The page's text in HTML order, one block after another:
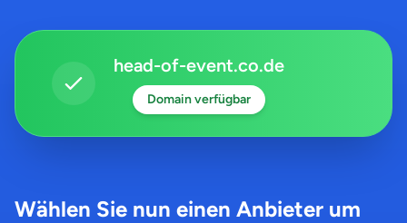
head-of-event.co.de
Domain verfügbar
Wählen Sie nun einen Anbieter um